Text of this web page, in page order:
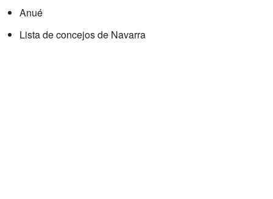
Anué
Lista de concejos de Navarra